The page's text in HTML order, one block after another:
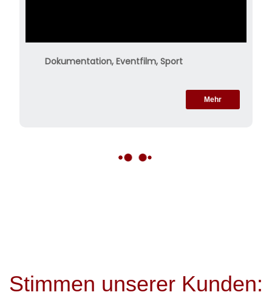
Dokumentation, Eventfilm, Sport
Mehr
Stimmen unserer Kunden: